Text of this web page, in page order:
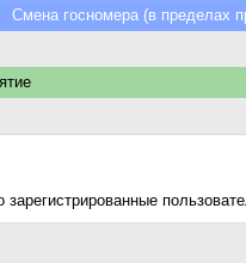
Смена госномера (в пределах